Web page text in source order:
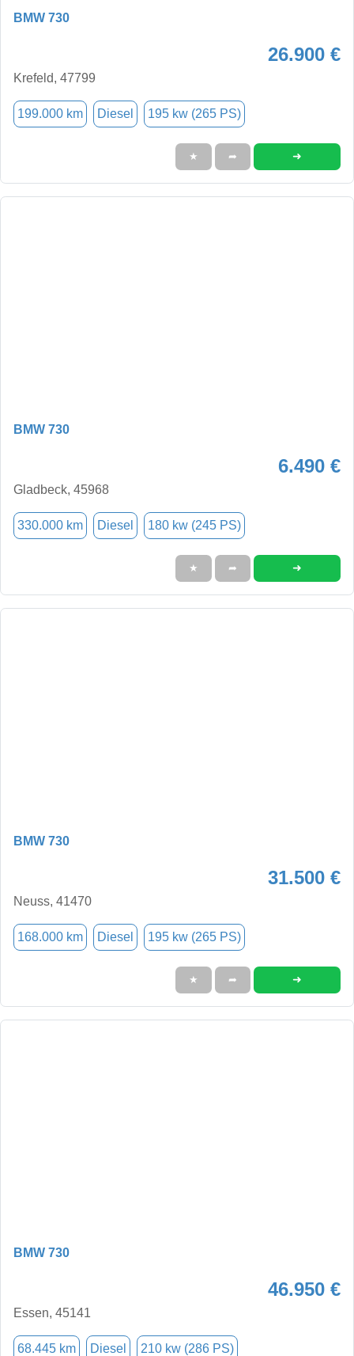
BMW 730
26.900 €
Krefeld, 47799
199.000 km Diesel 195 kw (265 PS)
★ ➦ ➜
BMW 730
6.490 €
Gladbeck, 45968
330.000 km Diesel 180 kw (245 PS)
★ ➦ ➜
BMW 730
31.500 €
Neuss, 41470
168.000 km Diesel 195 kw (265 PS)
★ ➦ ➜
BMW 730
46.950 €
Essen, 45141
68.445 km Diesel 210 kw (286 PS)